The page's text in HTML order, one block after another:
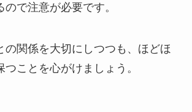
で注意が必要です。
の関係を大切にしつつも、ほどほ
つことを心がけましょう。